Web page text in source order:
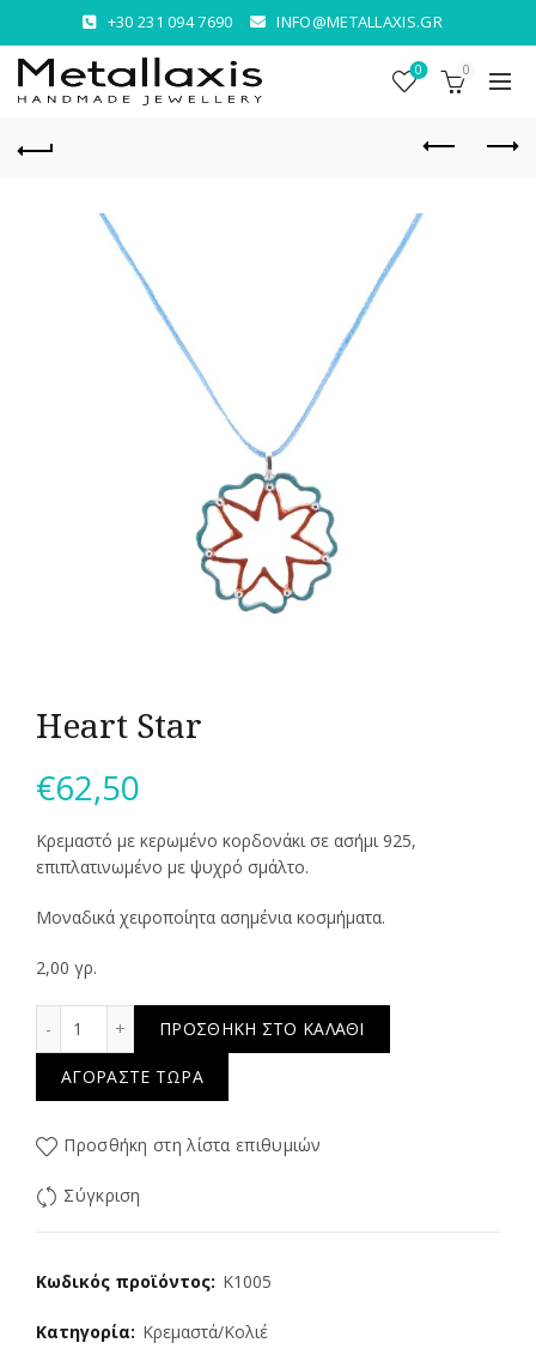
+30 231 094 7690 INFO@METALLAXIS.GR
0 0
Heart Star
€62,50
Κρεμαστό με κερωμένο κορδονάκι σε ασήμι 925,
επιπλατινωμένο με ψυχρό σμάλτο.
Μοναδικά χειροποίητα ασημένια κοσμήματα.
2,00 γρ.
ΠΡΟΣΘΉΚΗ ΣΤΟ ΚΑΛΆΘΙ
ΑΓΟΡΆΣΤΕ ΤΏΡΑ
Προσθήκη στη λίστα επιθυμιών
Σύγκριση
Κωδικός προϊόντος: K1005
Κατηγορία: Κρεμαστά/Κολιέ